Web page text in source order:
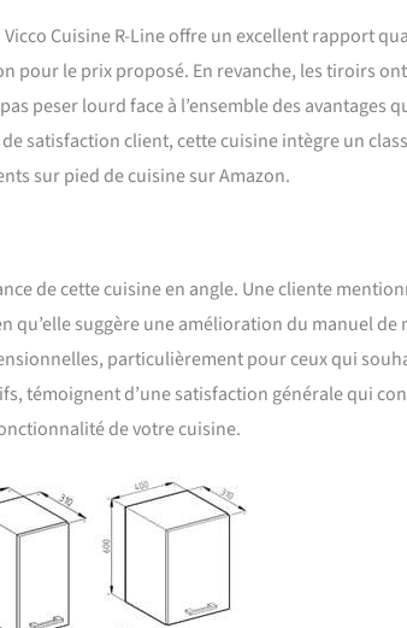
Cuisine R-Line offre un excellent rapport
pour le prix proposé. En revanche, les tiroirs
peser lourd face à l’ensemble des avantages
satisfaction client, cette cuisine intègre un
sur pied de cuisine sur Amazon.
de cette cuisine en angle. Une cliente
suggère une amélioration du manuel de
particulièrement pour ceux qui
témoignent d’une satisfaction générale qui
de votre cuisine.